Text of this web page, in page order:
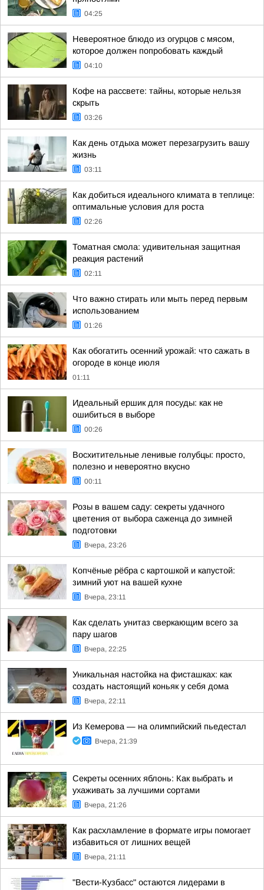
04:25
Невероятное блюдо из огурцов с мясом,
которое должен попробовать каждый
04:10
Кофе на рассвете: тайны, которые нельзя
скрыть
03:26
Как день отдыха может перезагрузить вашу
жизнь
03:11
Как добиться идеального климата в теплице:
оптимальные условия для роста
02:26
Томатная смола: удивительная защитная
реакция растений
02:11
Что важно стирать или мыть перед первым
использованием
01:26
Как обогатить осенний урожай: что сажать в
огороде в конце июля
01:11
Идеальный ершик для посуды: как не
ошибиться в выборе
00:26
Восхитительные ленивые голубцы: просто,
полезно и невероятно вкусно
00:11
Розы в вашем саду: секреты удачного
цветения от выбора саженца до зимней
подготовки
Вчера, 23:26
Копчёные рёбра с картошкой и капустой:
зимний уют на вашей кухне
Вчера, 23:11
Как сделать унитаз сверкающим всего за
пару шагов
Вчера, 22:25
Уникальная настойка на фисташках: как
создать настоящий коньяк у себя дома
Вчера, 22:11
Из Кемерова — на олимпийский пьедестал
Вчера, 21:39
Секреты осенних яблонь: Как выбрать и
ухаживать за лучшими сортами
Вчера, 21:26
Как расхламление в формате игры помогает
избавиться от лишних вещей
Вчера, 21:11
"Вести-Кузбасс" остаются лидерами в